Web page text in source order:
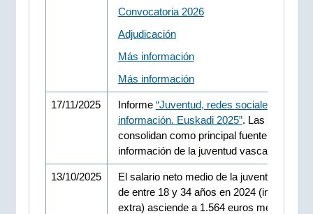
Convocatoria 2026
Adjudicación
Más información
Más información
17/11/2025 Informe “Juventud, redes sociales e
información. Euskadi 2025”. Las RRSS se
consolidan como principal fuente de
información de la juventud vasca.
13/10/2025
El salario neto medio de la juventud
de entre 18 y 34 años en 2024 (incluidas
extra) asciende a 1.564 euros mensuales,